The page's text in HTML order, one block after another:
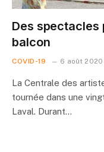
Des spectacles
balcon
COVID-19 6 août 2020
La Centrale des
tournée dans une
Laval. Durant…